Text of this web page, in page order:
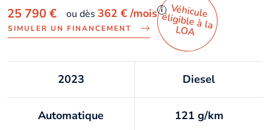
25 790 € ou dès 362 €/mois i
SIMULER UN FINANCEMENT
Véhicule
éligible à la
LO
A
2023 Diesel
Automatique 121 g/km